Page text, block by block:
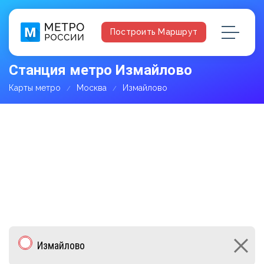
Построить Маршрут
Станция метро Измайлово
Карты метро Москва Измайлово